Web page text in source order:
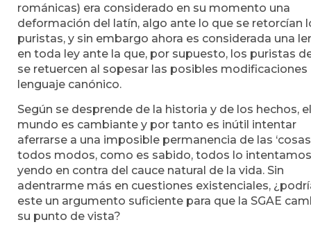
románicas) era considerado en su momento una
deformación del latín, algo ante lo que se retorcían
puristas, y sin embargo ahora es considerada una
en toda ley ante la que, por supuesto, los puristas
se retuercen al sopesar las posibles modificaciones
lenguaje canónico.
Según se desprende de la historia y de los hechos, el
mundo es cambiante y por tanto es inútil intentar
aferrarse a una imposible permanencia de las
todos modos, como es sabido, todos lo
yendo en contra del cauce natural de la vida. Sin
adentrarme más en cuestiones existenciales,
este un argumento suficiente para que la SGAE
su punto de vista?